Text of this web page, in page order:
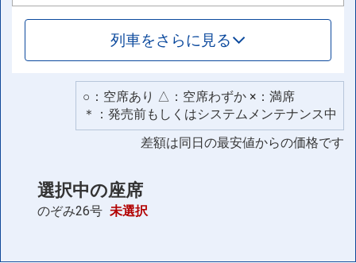
列車をさらに見る
○：空席あり △：空席わずか ×：満席
＊：発売前もしくはシステムメンテナンス中
差額は同日の最安値からの価格です
選択中の座席
のぞみ26号 未選択